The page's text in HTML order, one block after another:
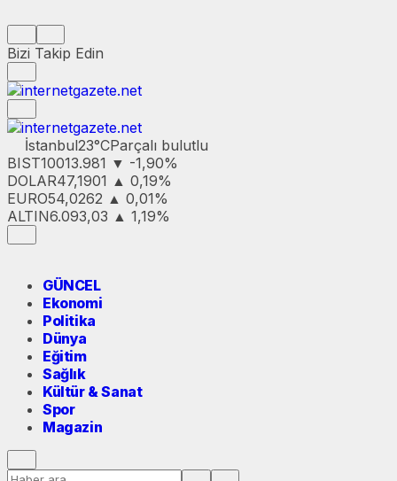
Bizi Takip Edin
İstanbul23°CParçalı bulutlu
BIST10013.981 ▼ -1,90%
DOLAR47,1901 ▲ 0,19%
EURO54,0262 ▲ 0,01%
ALTIN6.093,03 ▲ 1,19%
GÜNCEL
Ekonomi
Politika
Dünya
Eğitim
Sağlık
Kültür & Sanat
Spor
Magazin